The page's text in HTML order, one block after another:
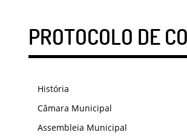
PROTOCOLO DE
História
Câmara Municipal
Assembleia Municipal